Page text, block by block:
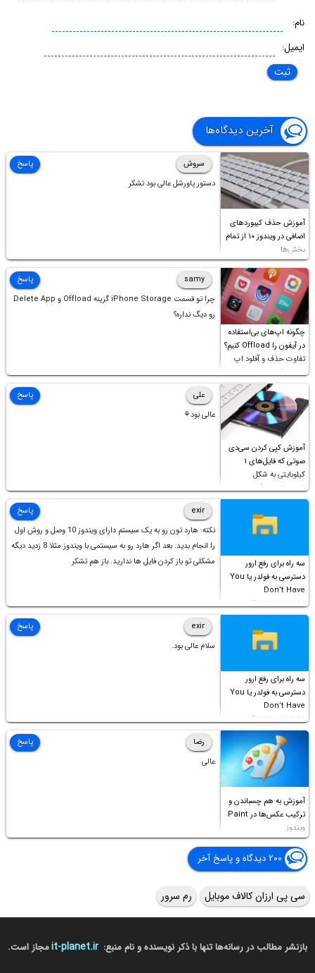
نام:
ایمیل:
آخرین دیدگاه‌ها
آموزش حذف کیبوردهای
اضافی در ویندوز ۱۰ از تمام
بخش‌ها
سروش
دستور پاورشل عالی بود تشکر
پاسخ
چگونه اپ‌های بی‌استفاده
در آیفون را Offload کنیم؟
تفاوت حذف و آفلود اپ
چیست؟
samy
چرا تو قسمت iPhone Storage گزینه Offload و Delete App
رو دیگ نداره؟
پاسخ
آموزش کپی کردن سی‌دی
صوتی که فایل‌های ۱
کیلوبایتی به شکل
شورت‌کات در آن موجود
است!
علی
عالی بود⚘
پاسخ
سه راه برای رفع ارور
دسترسی به فولدر یا You
Don’t Have
Permission to
Access this folder
exir
نکته: هارد تون رو به یک سیستم دارای ویندوز 10 وصل و روش اول
را انجام بدید. بعد اگر هارد رو به سیستمی با ویندوز مثلا 8 زدید دیگه
مشکلی تو باز کردن فایل ها ندارید. باز هم تشکر
پاسخ
سه راه برای رفع ارور
دسترسی به فولدر یا You
Don’t Have
Permission to
Access this folder
exir
سلام عالی بود.
پاسخ
آموزش به هم چسباندن و
ترکیب عکس‌ها در Paint
ویندوز
رضا
عالی
پاسخ
۲۰۰ دیدگاه و پاسخ آخر
سی پی ارزان کالاف موبایل رم سرور
بازنشر مطالب در رسانه‌ها تنها با ذکر نویسنده و نام منبع: it-planet.irمجاز است.